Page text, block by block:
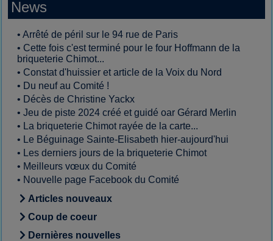
News
• Arrêté de péril sur le 94 rue de Paris
• Cette fois c'est terminé pour le four Hoffmann de la
briqueterie Chimot...
• Constat d'huissier et article de la Voix du Nord
• Du neuf au Comité !
• Décès de Christine Yackx
• Jeu de piste 2024 créé et guidé oar Gérard Merlin
• La briqueterie Chimot rayée de la carte...
• Le Béguinage Sainte-Elisabeth hier-aujourd'hui
• Les derniers jours de la briqueterie Chimot
• Meilleurs vœux du Comité
• Nouvelle page Facebook du Comité
Articles nouveaux
Coup de coeur
Dernières nouvelles